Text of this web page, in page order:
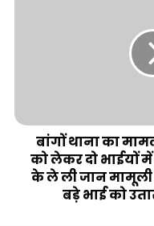
बांगों थाना का
को लेकर दो भाईयों में
के ले ली जान मामूली
बड़े भाई को